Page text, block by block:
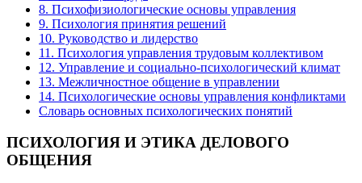
8. Психофизиологические основы управления
9. Психология принятия решений
10. Руководство и лидерство
11. Психология управления трудовым коллективом
12. Управление и социально-психологический климат
13. Межличностное общение в управлении
14. Психологические основы управления конфликтами
Словарь основных психологических понятий
ПСИХОЛОГИЯ И ЭТИКА ДЕЛОВОГО
ОБЩЕНИЯ